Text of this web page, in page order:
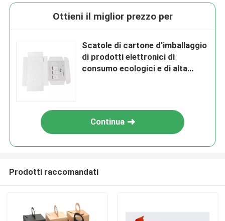
Ottieni il miglior prezzo per
Scatole di cartone d'imballaggio
di prodotti elettronici di
consumo ecologici e di alta
Continua
Prodotti raccomandati